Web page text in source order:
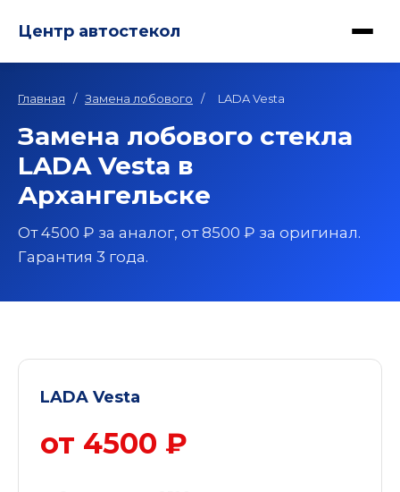
Центр автостекол
Главная / Замена лобового / LADA Vesta
Замена лобового стекла
LADA Vesta в
Архангельске
От 4500 ₽ за аналог, от 8500 ₽ за оригинал.
Гарантия 3 года.
LADA Vesta
от 4500 ₽